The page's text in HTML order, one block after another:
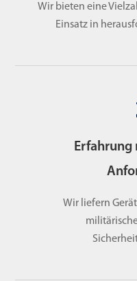
Wir bieten eine
Einsatz in
Wir liefern